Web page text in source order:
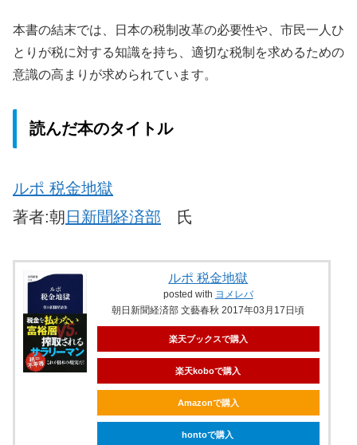
本書の結末では、日本の税制改革の必要性や、市民一人ひ
とりが税に対する知識を持ち、適切な税制を求めるための
意識の高まりが求められています。
読んだ本のタイトル
ルポ 税金地獄
著者:朝 日新聞経済部 氏
ルポ 税金地獄
posted with ヨメレバ
朝日新聞経済部 文藝春秋 2017年03月17日頃
楽天ブックスで購入
楽天koboで購入
Amazonで購入
hontoで購入